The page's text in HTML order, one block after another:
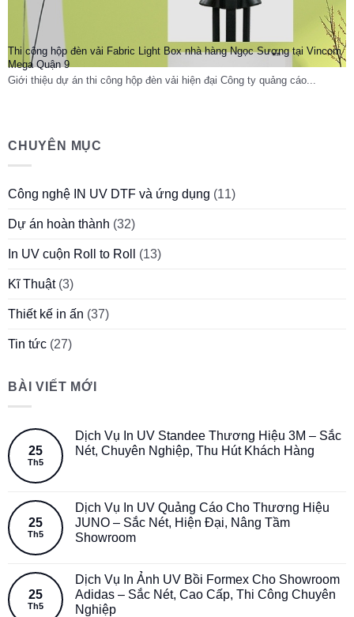
Thi công hộp đèn vải Fabric Light Box nhà hàng Ngọc Sương tại Vincom
Mega Quận 9
Giới thiệu dự án thi công hộp đèn vải hiện đại Công ty quảng cáo...
CHUYÊN MỤC
Công nghệ IN UV DTF và ứng dụng (11)
Dự án hoàn thành (32)
In UV cuộn Roll to Roll (13)
Kĩ Thuật(3)
Thiết kế in ấn (37)
Tin tức (27)
BÀI VIẾT MỚI
25
Th5
Dịch Vụ In UV Standee Thương Hiệu 3M – Sắc
Nét, Chuyên Nghiệp, Thu Hút Khách Hàng
25
Th5
Dịch Vụ In UV Quảng Cáo Cho Thương Hiệu
JUNO – Sắc Nét, Hiện Đại, Nâng Tầm
Showroom
25
Th5
Dịch Vụ In Ảnh UV Bồi Formex Cho Showroom
Adidas – Sắc Nét, Cao Cấp, Thi Công Chuyên
Nghiệp